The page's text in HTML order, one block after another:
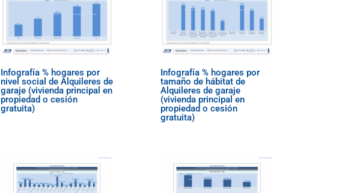
Infografía % hogares por
nivel social de Alquileres de
garaje (vivienda principal en
propiedad o cesión
gratuita)
Infografía % hogares por
tamaño de hábitat de
Alquileres de garaje
(vivienda principal en
propiedad o cesión
gratuita)